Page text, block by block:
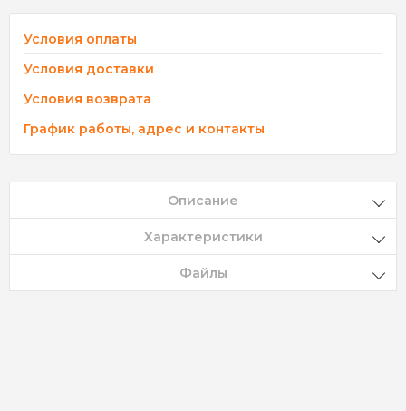
Условия оплаты
Условия доставки
Условия возврата
График работы, адрес и контакты
Описание
Характеристики
Файлы